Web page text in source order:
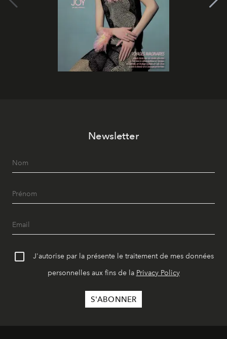
Newsletter
J'autorise par la présente le traitement de mes données
personnelles aux fins de la Privacy Policy